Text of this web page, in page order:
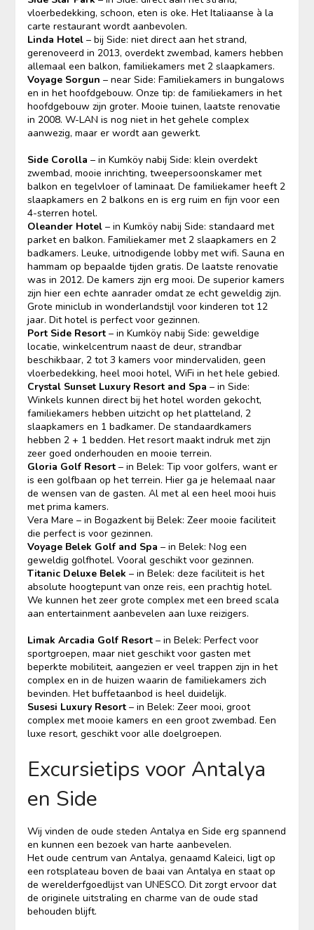
vloerbedekking, schoon, eten is oke. Het Italiaanse à la
carte restaurant wordt aanbevolen.
Linda Hotel– bij Side: niet direct aan het strand,
gerenoveerd in 2013, overdekt zwembad, kamers hebben
allemaal een balkon, familiekamers met 2 slaapkamers.
Voyage Sorgun – near Side: Familiekamers in bungalows
en in het hoofdgebouw. Onze tip: de familiekamers in het
hoofdgebouw zijn groter. Mooie tuinen, laatste renovatie
in 2008. W-LAN is nog niet in het gehele complex
aanwezig, maar er wordt aan gewerkt.
Side Corolla – in Kumköy nabij Side: klein overdekt
zwembad, mooie inrichting, tweepersoonskamer met
balkon en tegelvloer of laminaat. De familiekamer heeft 2
slaapkamers en 2 balkons en is erg ruim en fijn voor een
4-sterren hotel.
Oleander Hotel – in Kumköy nabij Side: standaard met
parket en balkon. Familiekamer met 2 slaapkamers en 2
badkamers. Leuke, uitnodigende lobby met wifi. Sauna en
hammam op bepaalde tijden gratis. De laatste renovatie
was in 2012. De kamers zijn erg mooi. De superior kamers
zijn hier een echte aanrader omdat ze echt geweldig zijn.
Grote miniclub in wonderlandstijl voor kinderen tot 12
jaar. Dit hotel is perfect voor gezinnen.
Port Side Resort– in Kumköy nabij Side: geweldige
locatie, winkelcentrum naast de deur, strandbar
beschikbaar, 2 tot 3 kamers voor mindervaliden, geen
vloerbedekking, heel mooi hotel, WiFi in het hele gebied.
Crystal Sunset Luxury Resort and Spa – in Side:
Winkels kunnen direct bij het hotel worden gekocht,
familiekamers hebben uitzicht op het platteland, 2
slaapkamers en 1 badkamer. De standaardkamers
hebben 2 + 1 bedden. Het resort maakt indruk met zijn
zeer goed onderhouden en mooie terrein.
Gloria Golf Resort – in Belek: Tip voor golfers, want er
is een golfbaan op het terrein. Hier ga je helemaal naar
de wensen van de gasten. Al met al een heel mooi huis
met prima kamers.
Vera Mare – in Bogazkent bij Belek: Zeer mooie faciliteit
die perfect is voor gezinnen.
Voyage Belek Golf and Spa – in Belek: Nog een
geweldig golfhotel. Vooral geschikt voor gezinnen.
Titanic Deluxe Belek – in Belek: deze faciliteit is het
absolute hoogtepunt van onze reis, een prachtig hotel.
We kunnen het zeer grote complex met een breed scala
aan entertainment aanbevelen aan luxe reizigers.
Limak Arcadia Golf Resort – in Belek: Perfect voor
sportgroepen, maar niet geschikt voor gasten met
beperkte mobiliteit, aangezien er veel trappen zijn in het
complex en in de huizen waarin de familiekamers zich
bevinden. Het buffetaanbod is heel duidelijk.
Susesi Luxury Resort – in Belek: Zeer mooi, groot
complex met mooie kamers en een groot zwembad. Een
luxe resort, geschikt voor alle doelgroepen.
Excursietips voor Antalya
en Side
Wij vinden de oude steden Antalya en Side erg spannend
en kunnen een bezoek van harte aanbevelen.
Het oude centrum van Antalya, genaamd Kaleici, ligt op
een rotsplateau boven de baai van Antalya en staat op
de werelderfgoedlijst van UNESCO. Dit zorgt ervoor dat
de originele uitstraling en charme van de oude stad
behouden blijft.